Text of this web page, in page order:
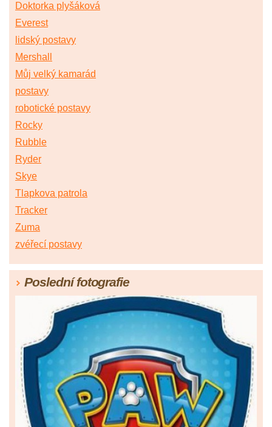
Doktorka plyšáková
Everest
lidský postavy
Mershall
Můj velký kamarád
postavy
robotické postavy
Rocky
Rubble
Ryder
Skye
Tlapkova patrola
Tracker
Zuma
zvéřecí postavy
Poslední fotografie